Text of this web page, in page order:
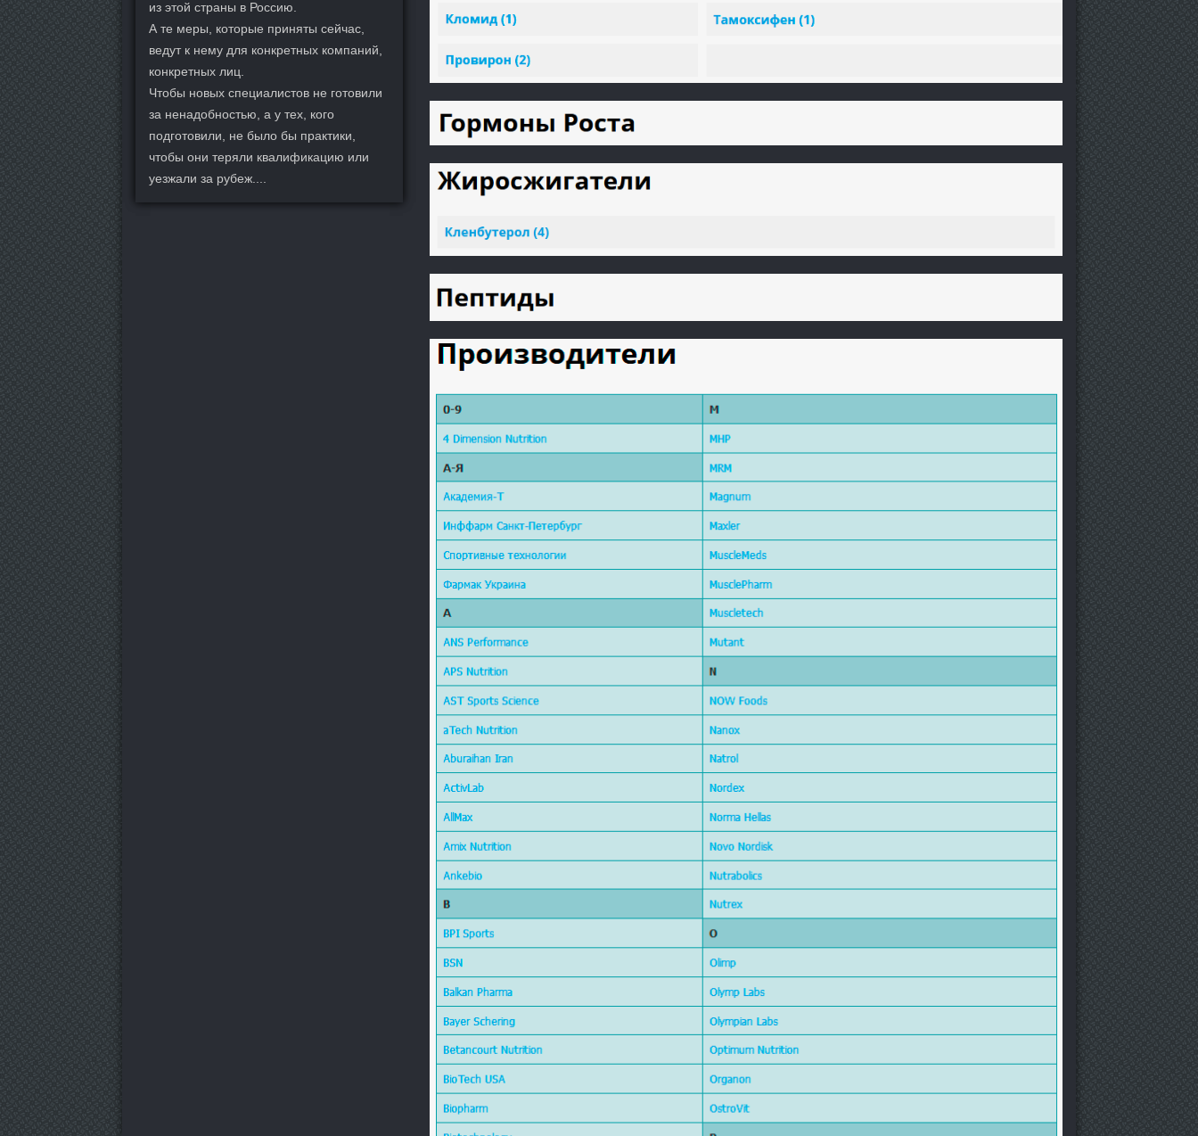
из этой страны в Россию.
А те меры, которые приняты сейчас,
ведут к нему для конкретных компаний,
конкретных лиц.
Чтобы новых специалистов не готовили
за ненадобностью, а у тех, кого
подготовили, не было бы практики,
чтобы они теряли квалификацию или
уезжали за рубеж....